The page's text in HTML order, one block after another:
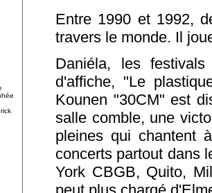
Entre 1990 et 1992,
travers le monde. Il
Daniéla, les
d'affiche, "Le
Kounen "30CM" est
salle comble, une
pleines qui chantent
concerts partout dans
York CBGB, Quito,